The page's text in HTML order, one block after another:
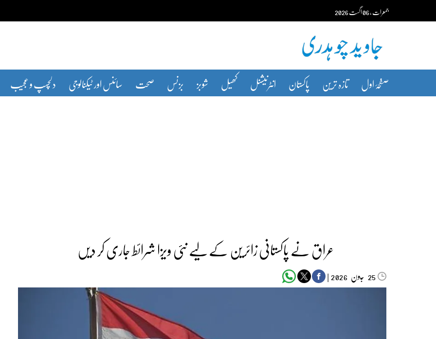
content جمعرات‬‮،06اگست‬‮2026
صفحۂ اول تازہ ترین پاکستان انٹرنیشنل کھیل شوبز بزنس صحت سائنس اور ٹیکنالوجی دلچسپ و عجیب
عراق نے پاکستانی زائرین کے لیے نئی ویزا شرائط جاری کر دیں
25 جون‬‮ |